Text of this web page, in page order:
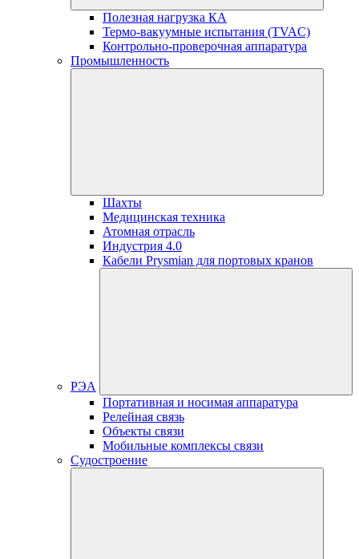
Полезная нагрузка КА
Термо-вакуумные испытания (TVAC)
Контрольно-проверочная аппаратура
Промышленность
Шахты
Медицинская техника
Атомная отрасль
Индустрия 4.0
Кабели Prysmian для портовых кранов
РЭА
Портативная и носимая аппаратура
Релейная связь
Объекты связи
Мобильные комплексы связи
Судостроение